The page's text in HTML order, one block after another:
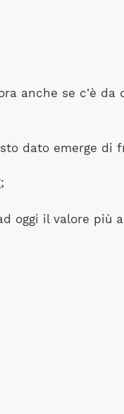
anche se c'è
dato emerge di
oggi il valore